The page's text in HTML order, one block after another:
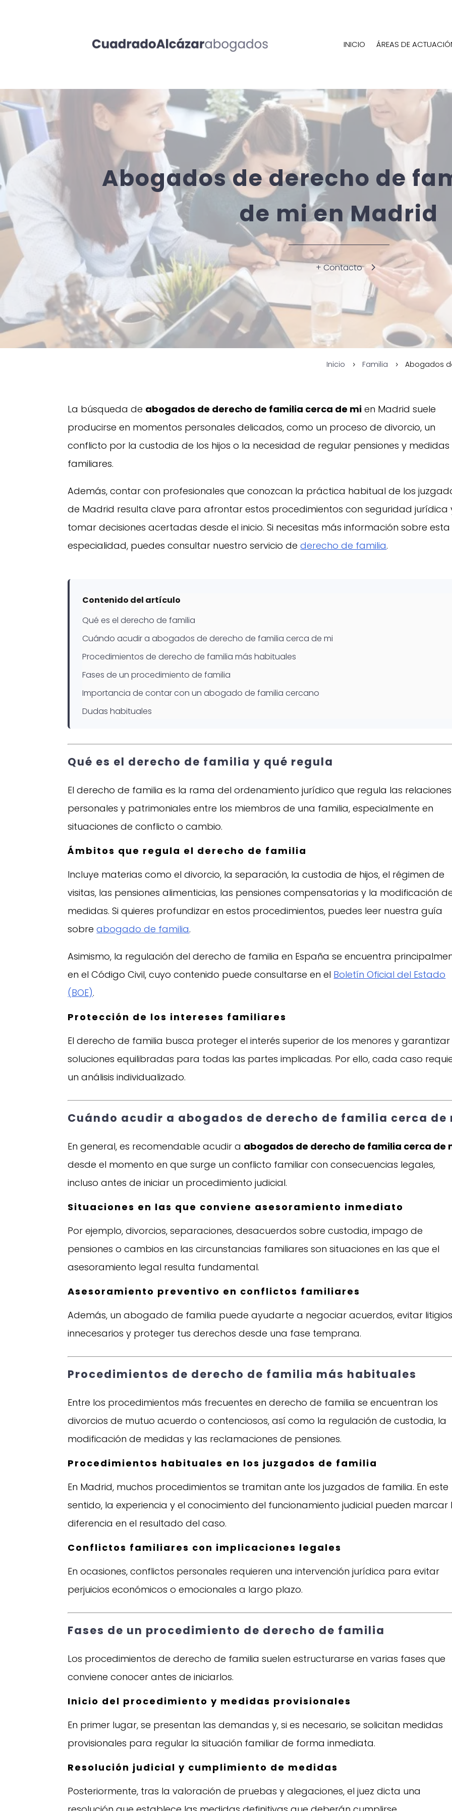
INICIO ÁREAS DE
Abogados de derecho de
de mi en Madrid
+ Contacto
Inicio 5 Familia 5 Abogados
La búsqueda de abogados de derecho de familia cerca de mi en Madrid suele
producirse en momentos personales delicados, como un proceso de divorcio, un
conflicto por la custodia de los hijos o la necesidad de regular pensiones y medidas
familiares.
Además, contar con profesionales que conozcan la práctica habitual de los
de Madrid resulta clave para afrontar estos procedimientos con seguridad jurídica
tomar decisiones acertadas desde el inicio. Si necesitas más información sobre esta
especialidad, puedes consultar nuestro servicio dederecho de familia.
Contenido del artículo
Qué es el derecho de familia
Cuándo acudir a abogados de derecho de familia cerca de mi
Procedimientos de derecho de familia más habituales
Fases de un procedimiento de familia
Importancia de contar con un abogado de familia cercano
Dudas habituales
Qué es el derecho de familia y qué regula
El derecho de familia es la rama del ordenamiento jurídico que regula las relaciones
personales y patrimoniales entre los miembros de una familia, especialmente en
situaciones de conflicto o cambio.
Ámbitos que regula el derecho de familia
Incluye materias como el divorcio, la separación, la custodia de hijos, el régimen de
visitas, las pensiones alimenticias, las pensiones compensatorias y la modificación
medidas. Si quieres profundizar en estos procedimientos, puedes leer nuestra guía
sobreabogado de familia.
Asimismo, la regulación del derecho de familia en España se encuentra
en el Código Civil, cuyo contenido puede consultarse en el Boletín Oficial del Estado
(BOE).
Protección de los intereses familiares
El derecho de familia busca proteger el interés superior de los menores y garantizar
soluciones equilibradas para todas las partes implicadas. Por ello, cada caso
un análisis individualizado.
Cuándo acudir a abogados de derecho de familia cerca de
En general, es recomendable acudir a abogados de derecho de familia cerca de
desde el momento en que surge un conflicto familiar con consecuencias legales,
incluso antes de iniciar un procedimiento judicial.
Situaciones en las que conviene asesoramiento inmediato
Por ejemplo, divorcios, separaciones, desacuerdos sobre custodia, impago de
pensiones o cambios en las circunstancias familiares son situaciones en las que el
asesoramiento legal resulta fundamental.
Asesoramiento preventivo en conflictos familiares
Además, un abogado de familia puede ayudarte a negociar acuerdos, evitar
innecesarios y proteger tus derechos desde una fase temprana.
Procedimientos de derecho de familia más habituales
Entre los procedimientos más frecuentes en derecho de familia se encuentran los
divorcios de mutuo acuerdo o contenciosos, así como la regulación de custodia, la
modificación de medidas y las reclamaciones de pensiones.
Procedimientos habituales en los juzgados de familia
En Madrid, muchos procedimientos se tramitan ante los juzgados de familia. En este
sentido, la experiencia y el conocimiento del funcionamiento judicial pueden marcar
diferencia en el resultado del caso.
Conflictos familiares con implicaciones legales
En ocasiones, conflictos personales requieren una intervención jurídica para evitar
perjuicios económicos o emocionales a largo plazo.
Fases de un procedimiento de derecho de familia
Los procedimientos de derecho de familia suelen estructurarse en varias fases que
conviene conocer antes de iniciarlos.
Inicio del procedimiento y medidas provisionales
En primer lugar, se presentan las demandas y, si es necesario, se solicitan medidas
provisionales para regular la situación familiar de forma inmediata.
Resolución judicial y cumplimiento de medidas
Posteriormente, tras la valoración de pruebas y alegaciones, el juez dicta una